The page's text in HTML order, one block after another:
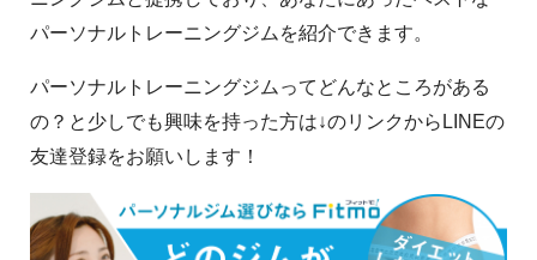
パーソナルトレーニングジムを紹介できます。
パーソナルトレーニングジムってどんなところがある
の？と少しでも興味を持った方は↓のリンクからLINEの
友達登録をお願いします！